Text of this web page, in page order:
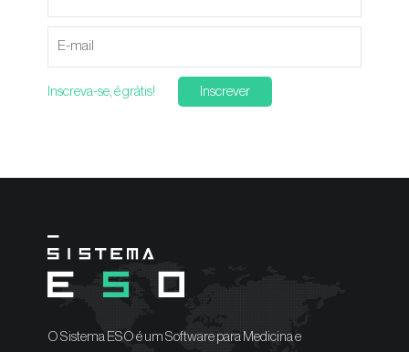
Inscreva-se, é grátis! Inscrever
O Sistema ESO é um Software para Medicina e